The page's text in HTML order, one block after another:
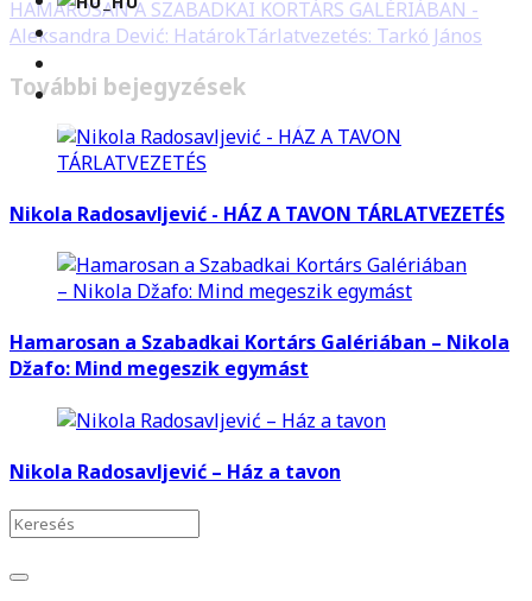
HAMAROSAN A SZABADKAI KORTÁRS GALÉRIÁBAN -
Aleksandra Dević: HatárokTárlatvezetés: Tarkó János
További bejegyzések
Nikola Radosavljević - HÁZ A TAVON TÁRLATVEZETÉS
Hamarosan a Szabadkai Kortárs Galériában – Nikola
Džafo: Mind megeszik egymást
Nikola Radosavljević – Ház a tavon